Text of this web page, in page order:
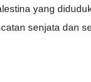
yang
senjata dan